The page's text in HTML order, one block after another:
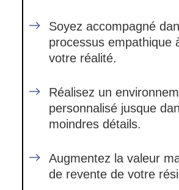
Soyez accompagné
processus empathique
votre réalité.
Réalisez un
personnalisé jusque
moindres détails.
Augmentez la valeur
de revente de votre